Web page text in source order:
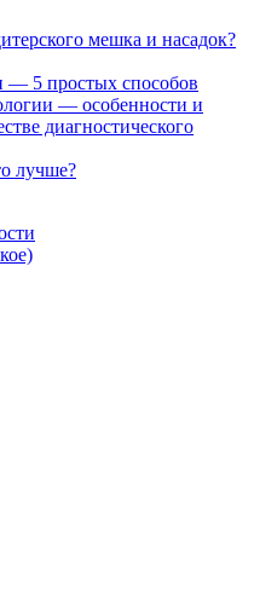
мешка и насадок?
— 5 простых способов
— особенности и
диагностического
лучше?